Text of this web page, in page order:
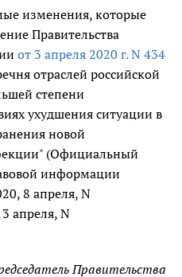
изменения, которые
Правительства
от 3 апреля 2020 г. N 434
отраслей российской
степени
ухудшения ситуации в
новой
(Официальный
информации
8 апреля, N
апреля, N
Правительства